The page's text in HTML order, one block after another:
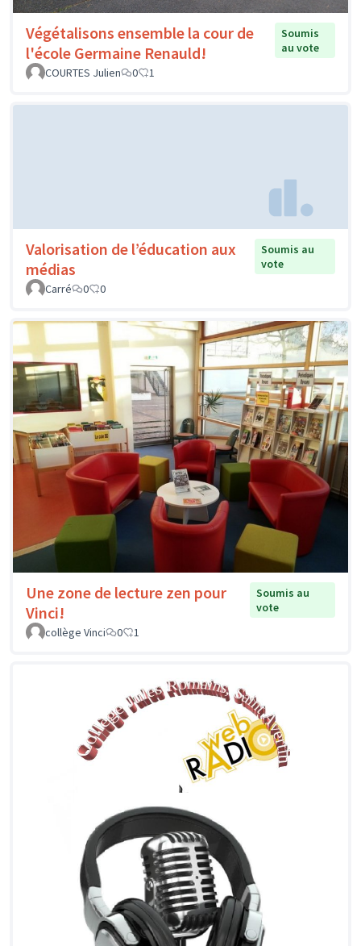
Végétalisons ensemble la cour de
l'école Germaine Renauld!
Soumis
au vote
COURTES Julien
0 1
Valorisation de l’éducation aux
médias
Soumis au
vote
Carré
0 0
Une zone de lecture zen pour
Vinci!
Soumis au
vote
collège Vinci
0 1